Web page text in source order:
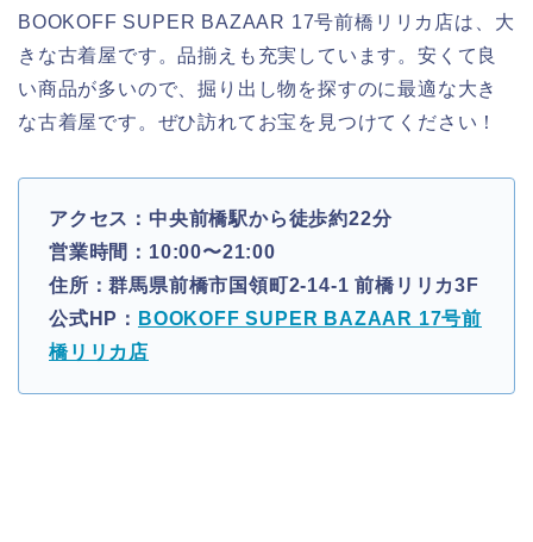
BOOKOFF SUPER BAZAAR 17号前橋リリカ店は、大
きな古着屋です。品揃えも充実しています。安くて良
い商品が多いので、掘り出し物を探すのに最適な大き
な古着屋です。ぜひ訪れてお宝を見つけてください！
アクセス：中央前橋駅から徒歩約22分
営業時間：10:00〜21:00
住所：群馬県前橋市国領町2-14-1 前橋リリカ3F
公式HP： BOOKOFF SUPER BAZAAR 17号前
橋リリカ店